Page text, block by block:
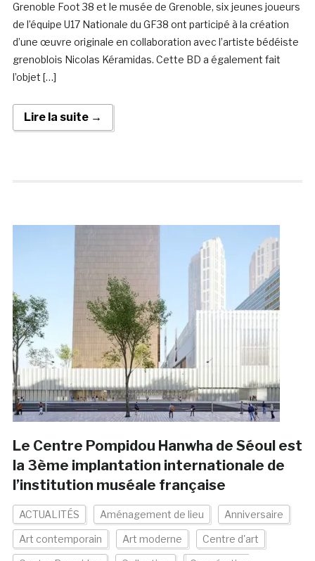
Grenoble Foot 38 et le musée de Grenoble, six jeunes joueurs
de l’équipe U17 Nationale du GF38 ont participé à la création
d’une œuvre originale en collaboration avec l’artiste bédéiste
grenoblois Nicolas Kéramidas. Cette BD a également fait
l’objet […]
Lire la suite →
Le Centre Pompidou Hanwha de Séoul est
la 3ème implantation internationale de
l’institution muséale française
ACTUALITÉS Aménagement de lieu Anniversaire
Art contemporain Art moderne Centre d'art